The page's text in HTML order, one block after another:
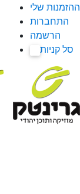
ההזמנות שלי
התחברות
הרשמה
סל קניות